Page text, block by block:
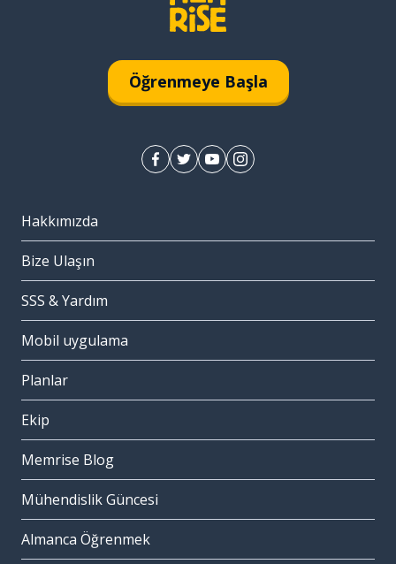
Öğrenmeye Başla
Hakkımızda
Bize Ulaşın
SSS & Yardım
Mobil uygulama
Planlar
Ekip
Memrise Blog
Mühendislik Güncesi
Almanca Öğrenmek